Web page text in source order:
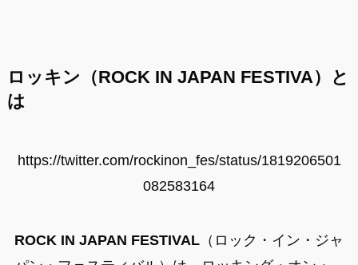
ロッキン（ ROCK IN JAPAN FESTIVA）と
は
https://twitter.com/rockinon_fes/status/1819206501
082583164
ROCK IN JAPAN FESTIVAL（ロック・イン・ジャ